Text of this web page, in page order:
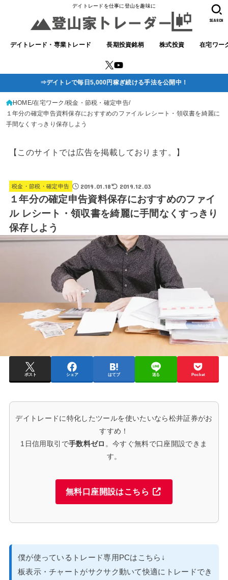
デイトレードを仕事に登山を趣味に
デイトレード・専業トレード 長期投資銘柄 株式投資 在宅ワー
SEARCH
⇒デイトレで毎日5,000円稼ぎ続ける手法を公開中！
HOME 在宅ワーク 税金・節税・確定申告
１年分の確定申告資料保存におすすめのファイル レシート・領収書を綺麗に
手間なくすっきり保存しよう
【このサイトでは広告を掲載しております。】
税金・節税・確定申告 2019.01.18 2019.12.03
１年分の確定申告資料保存におすすめのファイ
ル レシート・領収書を綺麗に手間なくすっきり
保存しよう
ポスト シェア はてブ 送る Pocket
デイトレードに特化したツールを使いたいなら松井証券がお
すすめ！
1日信用取引で手数料ゼロ 。今すぐ無料で口座開設できま
す。
無料口座開設はこちら
僕が使っているトレード専用PCはこちら↓
板表示・チャートがサクサク動いて快適にトレードでき